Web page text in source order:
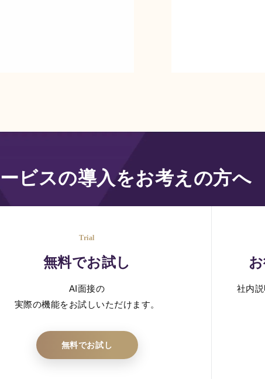
ビスの導入をお考えの方へ
Trial
無料でお試し
AI面接の
実際の機能をお試しいただけます。
無料でお試し
社内